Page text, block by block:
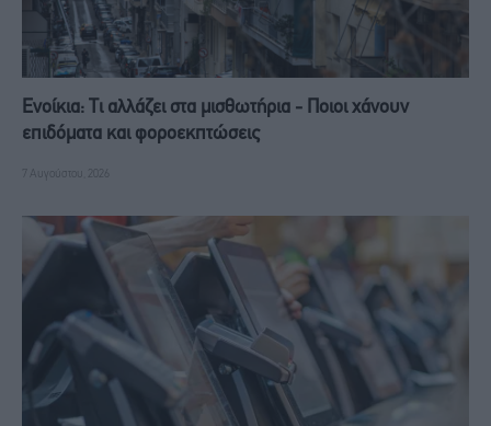
Ενοίκια: Τι αλλάζει στα μισθωτήρια - Ποιοι χάνουν
επιδόματα και φοροεκπτώσεις
7 Αυγούστου, 2026